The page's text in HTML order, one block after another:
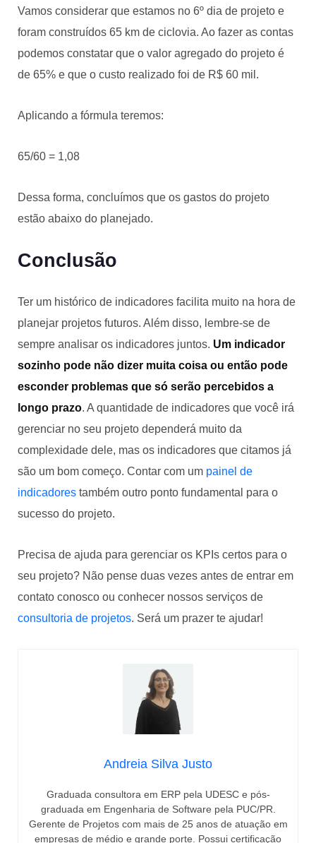
Vamos considerar que estamos no 6º dia de projeto e
foram construídos 65 km de ciclovia. Ao fazer as contas
podemos constatar que o valor agregado do projeto é
de 65% e que o custo realizado foi de R$ 60 mil.
Aplicando a fórmula teremos:
65/60 = 1,08
Dessa forma, concluímos que os gastos do projeto
estão abaixo do planejado.
Conclusão
Ter um histórico de indicadores facilita muito na hora de
planejar projetos futuros. Além disso, lembre-se de
sempre analisar os indicadores juntos. Um indicador
sozinho pode não dizer muita coisa ou então pode
esconder problemas que só serão percebidos a
longo prazo. A quantidade de indicadores que você irá
gerenciar no seu projeto dependerá muito da
complexidade dele, mas os indicadores que citamos já
são um bom começo. Contar com um painel de
indicadores também outro ponto fundamental para o
sucesso do projeto.
Precisa de ajuda para gerenciar os KPIs certos para o
seu projeto? Não pense duas vezes antes de entrar em
contato conosco ou conhecer nossos serviços de
consultoria de projetos. Será um prazer te ajudar!
Andreia Silva Justo
Graduada consultora em ERP pela UDESC e pós-
graduada em Engenharia de Software pela PUC/PR.
Gerente de Projetos com mais de 25 anos de atuação em
empresas de médio e grande porte. Possui certificação